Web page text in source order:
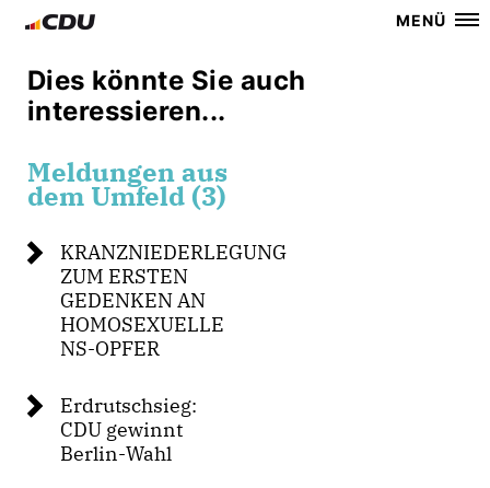
MENÜ
Dies könnte Sie auch
interessieren...
Meldungen aus
dem Umfeld (3)
KRANZNIEDERLEGUNG
ZUM ERSTEN
GEDENKEN AN
HOMOSEXUELLE
NS-OPFER
Erdrutschsieg:
CDU gewinnt
Berlin-Wahl